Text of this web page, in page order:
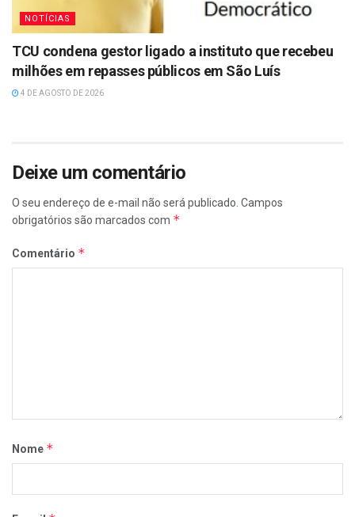
NOTÍCIAS
TCU condena gestor ligado a instituto que recebeu
milhões em repasses públicos em São Luís
4 DE AGOSTO DE 2026
Deixe um comentário
O seu endereço de e-mail não será publicado. Campos
obrigatórios são marcados com *
Comentário *
Nome *